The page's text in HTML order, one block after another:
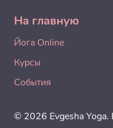
На главную
Йога Online
Курсы
События
© 2026 Evgesha